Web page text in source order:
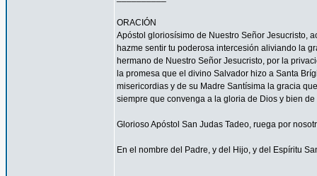
ORACIÓN
Apóstol gloriosísimo de Nuestro Señor Jesucristo,
hazme sentir tu poderosa intercesión aliviando la
hermano de Nuestro Señor Jesucristo, por la
la promesa que el divino Salvador hizo a Santa
misericordias y de su Madre Santísima la gracia
siempre que convenga a la gloria de Dios y bien de
Glorioso Apóstol San Judas Tadeo, ruega por
En el nombre del Padre, y del Hijo, y del Espíritu